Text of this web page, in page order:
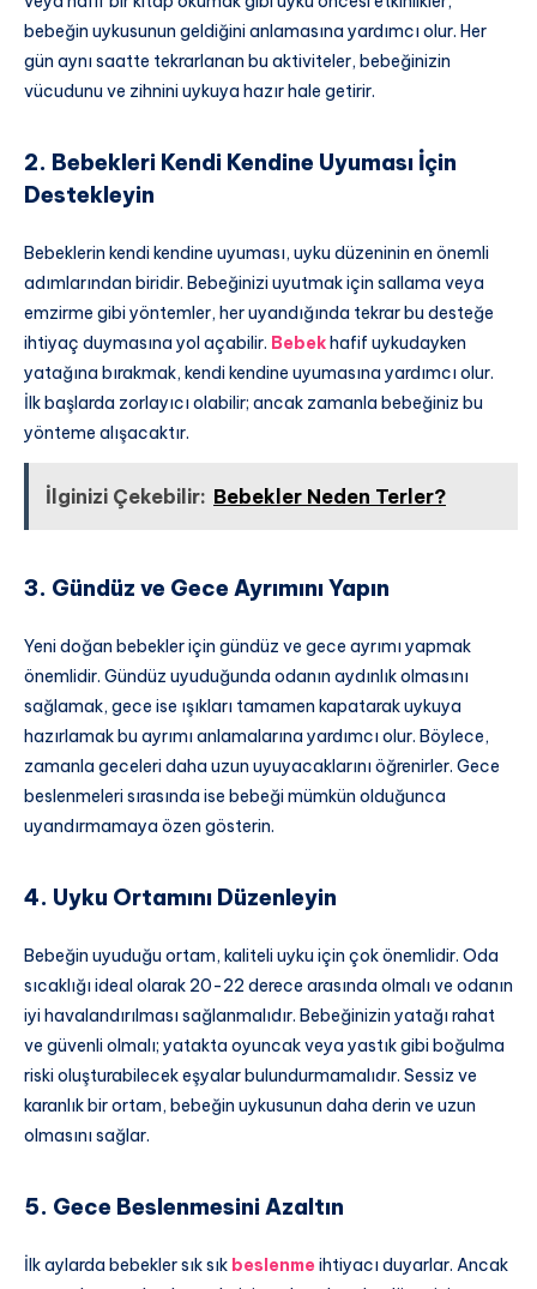
bebeğin uykusunun geldiğini anlamasına yardımcı olur. Her
gün aynı saatte tekrarlanan bu aktiviteler, bebeğinizin
vücudunu ve zihnini uykuya hazır hale getirir.
2. Bebekleri Kendi Kendine Uyuması İçin
Destekleyin
Bebeklerin kendi kendine uyuması, uyku düzeninin en önemli
adımlarından biridir. Bebeğinizi uyutmak için sallama veya
emzirme gibi yöntemler, her uyandığında tekrar bu desteğe
ihtiyaç duymasına yol açabilir. Bebekhafif uykudayken
yatağına bırakmak, kendi kendine uyumasına yardımcı olur.
İlk başlarda zorlayıcı olabilir; ancak zamanla bebeğiniz bu
yönteme alışacaktır.
İlginizi Çekebilir: Bebekler Neden Terler?
3. Gündüz ve Gece Ayrımını Yapın
Yeni doğan bebekler için gündüz ve gece ayrımı yapmak
önemlidir. Gündüz uyuduğunda odanın aydınlık olmasını
sağlamak, gece ise ışıkları tamamen kapatarak uykuya
hazırlamak bu ayrımı anlamalarına yardımcı olur. Böylece,
zamanla geceleri daha uzun uyuyacaklarını öğrenirler. Gece
beslenmeleri sırasında ise bebeği mümkün olduğunca
uyandırmamaya özen gösterin.
4. Uyku Ortamını Düzenleyin
Bebeğin uyuduğu ortam, kaliteli uyku için çok önemlidir. Oda
sıcaklığı ideal olarak 20-22 derece arasında olmalı ve odanın
iyi havalandırılması sağlanmalıdır. Bebeğinizin yatağı rahat
ve güvenli olmalı; yatakta oyuncak veya yastık gibi boğulma
riski oluşturabilecek eşyalar bulundurmamalıdır. Sessiz ve
karanlık bir ortam, bebeğin uykusunun daha derin ve uzun
olmasını sağlar.
5. Gece Beslenmesini Azaltın
İlk aylarda bebekler sık sık beslenme ihtiyacı duyarlar. Ancak